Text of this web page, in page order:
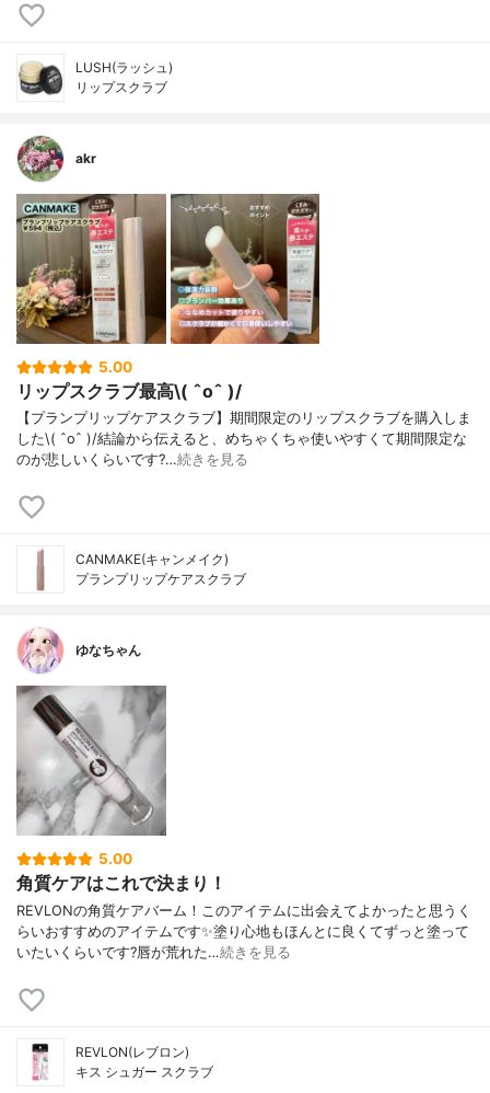
LUSH(ラッシュ)
リップスクラブ
akr
5.00
リップスクラブ最高\( ˆoˆ )/
【プランプリップケアスクラブ】期間限定のリップスクラブを購入しま
した\( ˆoˆ )/結論から伝えると、めちゃくちゃ使いやすくて期間限定な
のが悲しいくらいです?…続きを見る
CANMAKE(キャンメイク)
プランプリップケアスクラブ
ゆなちゃん
5.00
角質ケアはこれで決まり！
REVLONの角質ケアバーム！このアイテムに出会えてよかったと思うく
らいおすすめのアイテムです✨塗り心地もほんとに良くてずっと塗って
いたいくらいです?唇が荒れた…続きを見る
REVLON(レブロン)
キス シュガー スクラブ